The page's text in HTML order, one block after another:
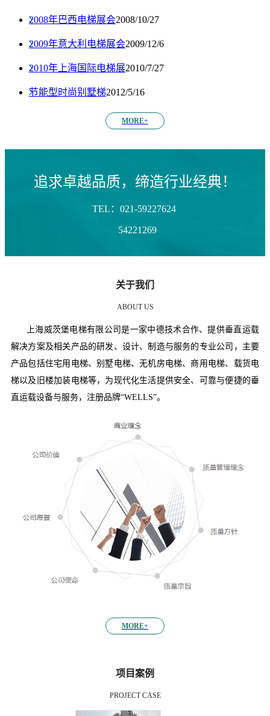
2008年巴西电梯展会2008/10/27
2009年意大利电梯展会2009/12/6
2010年上海国际电梯展2010/7/27
节能型时尚别墅梯2012/5/16
MORE+
追求卓越品质，缔造行业经典！
TEL：021-59227624
54221269
关于我们
ABOUT US
上海威茨堡电梯有限公司是一家中德技术合作、提供垂直运载
解决方案及相关产品的研发、设计、制造与服务的专业公司，主要
产品包括住宅用电梯、别墅电梯、无机房电梯、商用电梯、载货电
梯以及旧楼加装电梯等，为现代化生活提供安全、可靠与便捷的垂
直运载设备与服务，注册品牌“WELLS”。
MORE+
项目案例
PROJECT CASE